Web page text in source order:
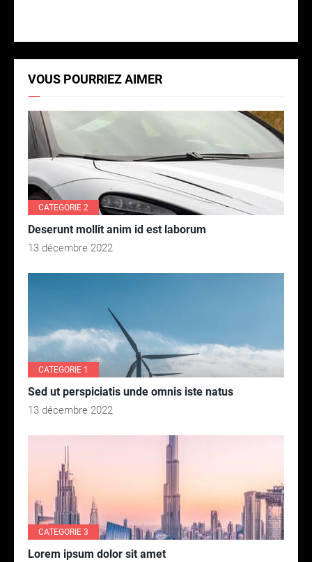
VOUS POURRIEZ AIMER
CATEGORIE 2
Deserunt mollit anim id est laborum
13 décembre 2022
CATEGORIE 1
Sed ut perspiciatis unde omnis iste natus
13 décembre 2022
CATEGORIE 3
Lorem ipsum dolor sit amet